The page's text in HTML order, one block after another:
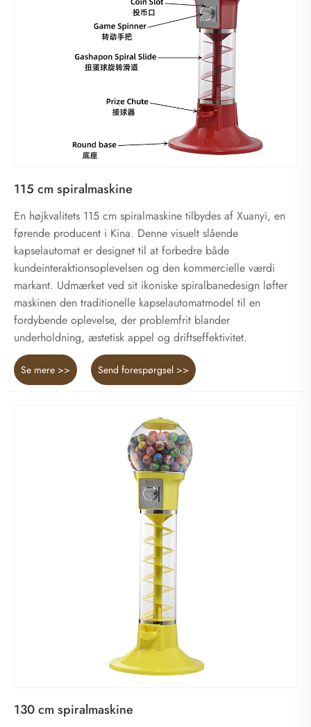
115 cm spiralmaskine
En højkvalitets 115 cm spiralmaskine tilbydes af Xuanyi, en
førende producent i Kina. Denne visuelt slående
kapselautomat er designet til at forbedre både
kundeinteraktionsoplevelsen og den kommercielle værdi
markant. Udmærket ved sit ikoniske spiralbanedesign løfter
maskinen den traditionelle kapselautomatmodel til en
fordybende oplevelse, der problemfrit blander
underholdning, æstetisk appel og driftseffektivitet.
Se mere >> Send forespørgsel >>
130 cm spiralmaskine